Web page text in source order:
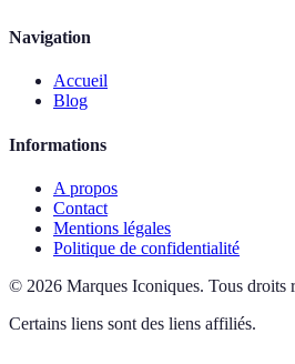
Navigation
Accueil
Blog
Informations
A propos
Contact
Mentions légales
Politique de confidentialité
© 2026 Marques Iconiques. Tous droits
Certains liens sont des liens affiliés.